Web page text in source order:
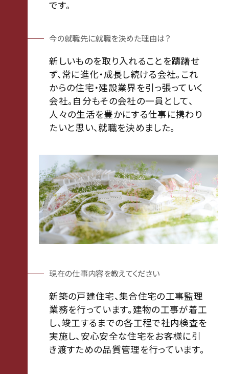
です。
今の就職先に就職を決めた理由は？
新しいものを取り入れることを躊躇せ
ず、常に進化・成長し続ける会社。これ
からの住宅・建設業界を引っ張っていく
会社。自分もその会社の一員として、
人々の生活を豊かにする仕事に携わり
たいと思い、就職を決めました。
現在の仕事内容を教えてください
新築の戸建住宅、集合住宅の工事監理
業務を行っています。建物の工事が着工
し、竣工するまでの各工程で社内検査を
実施し、安心安全な住宅をお客様に引
き渡すための品質管理を行っています。